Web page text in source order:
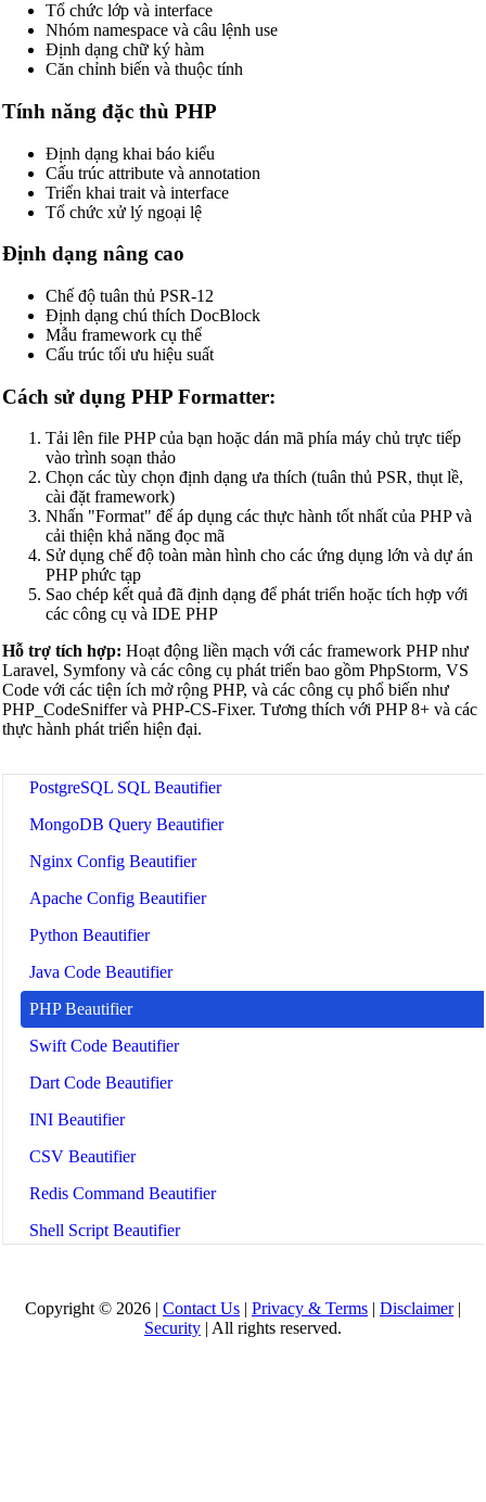
🔧 TOOLS
HTML Beautifier
TypeScript Beautifier
JSX Beautifier
Vue Beautifier
SCSS Beautifier
JSON Beautifier
XML Beautifier
YAML Beautifier
SQL Beautifier
PostgreSQL SQL Beautifier
MongoDB Query Beautifier
Nginx Config Beautifier
Apache Config Beautifier
Python Beautifier
Java Code Beautifier
PHP Beautifier
Swift Code Beautifier
Dart Code Beautifier
INI Beautifier
CSV Beautifier
Redis Command Beautifier
Shell Script Beautifier
C/C++ Code Beautifier
CUDA Code Beautifier
Tổ chức lớp và interface
Nhóm namespace và câu lệnh use
Định dạng chữ ký hàm
Căn chỉnh biến và thuộc tính
Tính năng đặc thù PHP
Định dạng khai báo kiểu
Cấu trúc attribute và annotation
Triển khai trait và interface
Tổ chức xử lý ngoại lệ
Định dạng nâng cao
Chế độ tuân thủ PSR-12
Định dạng chú thích DocBlock
Mẫu framework cụ thể
Cấu trúc tối ưu hiệu suất
Cách sử dụng PHP Formatter:
Tải lên file PHP của bạn hoặc dán mã phía máy chủ trực tiếp
vào trình soạn thảo
Chọn các tùy chọn định dạng ưa thích (tuân thủ PSR, thụt lề,
cài đặt framework)
Nhấn "Format" để áp dụng các thực hành tốt nhất của PHP và
cải thiện khả năng đọc mã
Sử dụng chế độ toàn màn hình cho các ứng dụng lớn và dự án
PHP phức tạp
Sao chép kết quả đã định dạng để phát triển hoặc tích hợp với
các công cụ và IDE PHP
Hỗ trợ tích hợp: Hoạt động liền mạch với các framework PHP như
Laravel, Symfony và các công cụ phát triển bao gồm PhpStorm, VS
Code với các tiện ích mở rộng PHP, và các công cụ phổ biến như
PHP_CodeSniffer và PHP-CS-Fixer. Tương thích với PHP 8+ và các
thực hành phát triển hiện đại.
Copyright © 2026 | Contact Us | Privacy & Terms | Disclaimer|
Security | All rights reserved.